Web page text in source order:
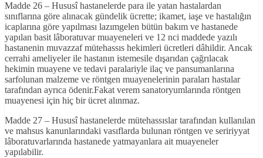
Madde 26 – Hususî hastanelerde para ile yatan hastalardan
sınıflarına göre alınacak gündelik ücrette; ikamet, iaşe ve hastalığın
icaplarına göre yapılması lazımgelen bütün bakım ve hastanede
yapılan basit lâboratuvar muayeneleri ve 12 nci maddede yazılı
hastanenin muvazzaf mütehassıs hekimleri ücretleri dâhildir. Ancak
cerrahi ameliyeler ile hastanın istemesile dışarıdan çağrılacak
hekimin muayene ve tedavi paralariyle ilaç ve pansumanlarına
sarfolunan malzeme ve röntgen muayenelerinin paraları hastalar
tarafından ayrıca ödenir.Fakat verem sanatoryumlarında röntgen
muayenesi için hiç bir ücret alınmaz.
Madde 27 – Hususî hastanelerde mütehassıslar tarafından kullanılan
ve mahsus kanunlarındaki vasıflarda bulunan röntgen ve seririyyat
lâboratuvarlarında hastanede yatmayanlara ait muayeneler
yapılabilir.